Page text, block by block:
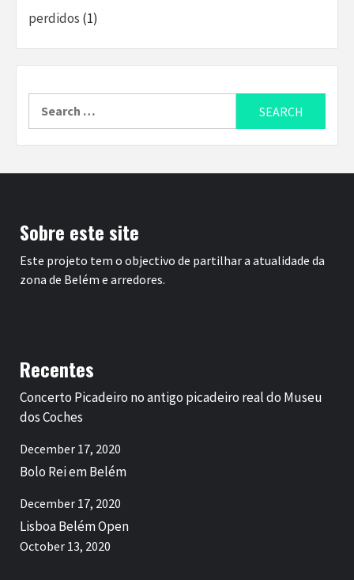
perdidos (1)
Sobre este site
Este projeto tem o objectivo de partilhar a atualidade da
zona de Belém e arredores.
Recentes
Concerto Picadeiro no antigo picadeiro real do Museu
dos Coches
December 17, 2020
Bolo Rei em Belém
December 17, 2020
Lisboa Belém Open
October 13, 2020